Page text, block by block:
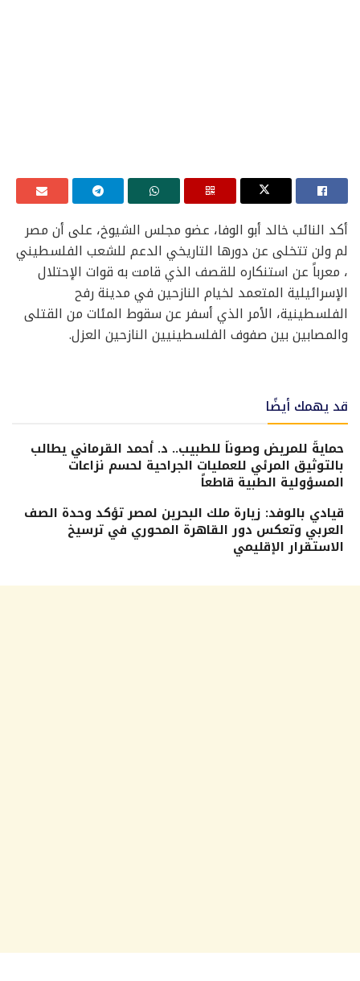
أكد النائب خالد أبو الوفا، عضو مجلس الشيوخ، على أن مصر
لم ولن تتخلى عن دورها التاريخي الدعم للشعب الفلسطيني
، معرباً عن استنكاره للقصف الذي قامت به قوات الإحتلال
الإسرائيلية المتعمد لخيام النازحين في مدينة رفح
الفلسطينية، الأمر الذي أسفر عن سقوط المئات من القتلى
والمصابين بين صفوف الفلسطينيين النازحين العزل.
قد يهمك أيضًا
حمايةً للمريض وصوناً للطبيب.. د. أحمد القرماني يطالب
بالتوثيق المرئي للعمليات الجراحية لحسم نزاعات
المسؤولية الطبية قاطعاً
قيادي بالوفد: زيارة ملك البحرين لمصر تؤكد وحدة الصف
العربي وتعكس دور القاهرة المحوري في ترسيخ
الاستقرار الإقليمي